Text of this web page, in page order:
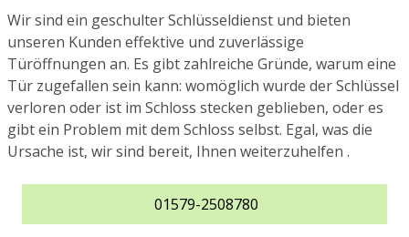
Wir sind ein geschulter Schlüsseldienst und bieten
unseren Kunden effektive und zuverlässige
Türöffnungen an. Es gibt zahlreiche Gründe, warum eine
Tür zugefallen sein kann: womöglich wurde der Schlüssel
verloren oder ist im Schloss stecken geblieben, oder es
gibt ein Problem mit dem Schloss selbst. Egal, was die
Ursache ist, wir sind bereit, Ihnen weiterzuhelfen .
01579-2508780